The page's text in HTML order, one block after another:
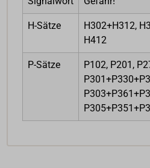
H-Sätze
H302+H312,
H412
P-Sätze
P102, P201,